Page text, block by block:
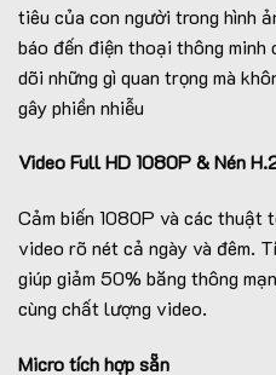
tiêu của con người trong hình
báo đến điện thoại thông minh
dõi những gì quan trọng mà
gây phiền nhiễu
Video Full HD 1080P & Nén
Cảm biến 1080P và các thuật
video rõ nét cả ngày và đêm.
giúp giảm 50% băng thông
cùng chất lượng video.
Micro tích hợp sẵn